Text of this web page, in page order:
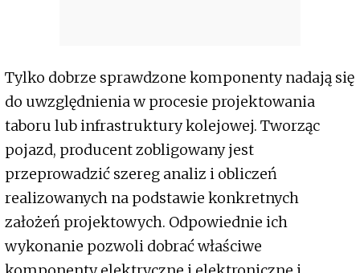
Tylko dobrze sprawdzone komponenty nadają się
do uwzględnienia w procesie projektowania
taboru lub infrastruktury kolejowej. Tworząc
pojazd, producent zobligowany jest
przeprowadzić szereg analiz i obliczeń
realizowanych na podstawie konkretnych
założeń projektowych. Odpowiednie ich
wykonanie pozwoli dobrać właściwe